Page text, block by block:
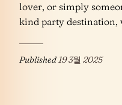
lover, or simply
kind party destination,
Published19 3월 2025